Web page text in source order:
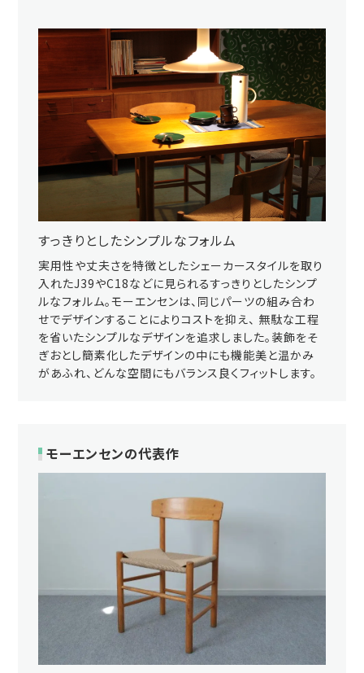
すっきりとしたシンプルなフォルム
実用性や丈夫さを特徴としたシェーカースタイルを取り
入れたJ39やC18などに見られるすっきりとしたシンプ
ルなフォルム。モーエンセンは、同じパーツの組み合わ
せでデザインすることによりコストを抑え、 無駄な工程
を省いたシンプルなデザインを追求しました。装飾をそ
ぎおとし簡素化したデザインの中にも機能美と温かみ
があふれ、どんな空間にもバランス良くフィットします。
モーエンセンの代表作